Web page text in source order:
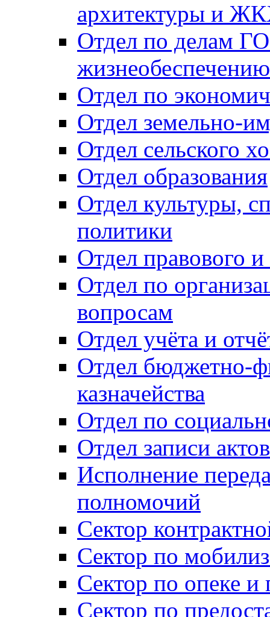
архитектуры и
Отдел по делам
Отдел по
Отдел земельно-
Отдел сельского
Отдел образования
Отдел культуры,
политики
Отдел правового
Отдел по
вопросам
Отдел учёта и
Отдел бюджетно-
казначейства
Отдел по
Отдел записи
Исполнение
полномочий
Сектор
Сектор по
Сектор по опеке и
Сектор по